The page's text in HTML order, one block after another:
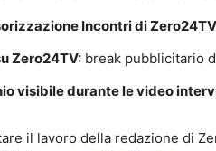
Incontri di
Zero24TV: break pubblicitario
visibile durante le video
il lavoro della redazione di